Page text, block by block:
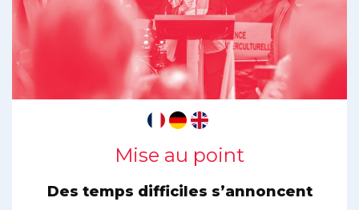
Mise au point
Des temps difficiles s’annoncent